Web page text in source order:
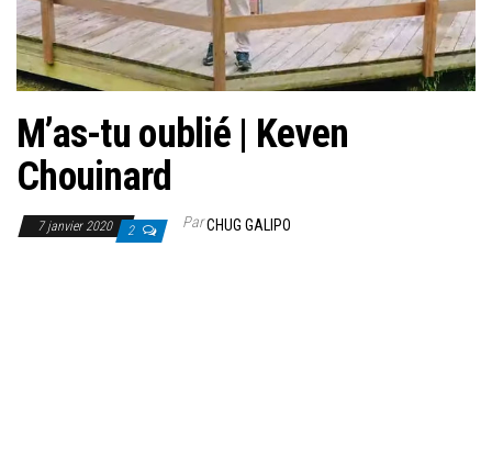
M’as-tu oublié | Keven
Chouinard
7 janvier 2020 2 ParCHUG GALIPO